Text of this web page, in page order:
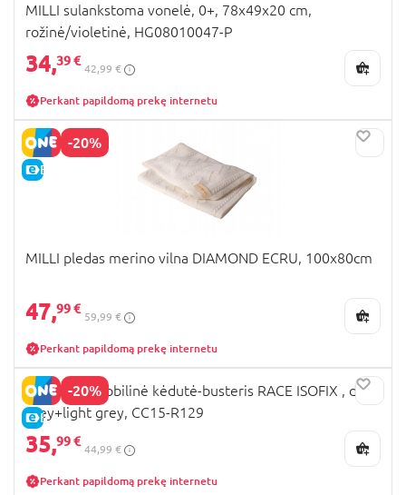
MILLI sulankstoma vonelė, 0+, 78x49x20 cm,
rožinė/violetinė, HG08010047-P
34,39 €
42,99 €
Perkant papildomą prekę internetu
-20%
E-KAINA
MILLI pledas merino vilna DIAMOND ECRU, 100x80cm
47,99 €
59,99 €
Perkant papildomą prekę internetu
-20%
E-KAINA
MILLI automobilinė kėdutė-busteris RACE ISOFIX , dark
grey+light grey, CC15-R129
35,99 €
44,99 €
Perkant papildomą prekę internetu